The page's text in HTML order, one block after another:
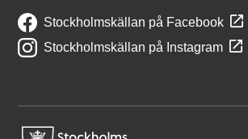
Stockholmskällan på Facebook
Stockholmskällan på Instagram